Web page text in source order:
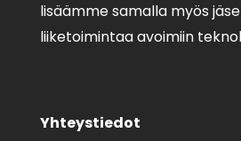
lisäämme samalla myös
liiketoimintaa avoimiin
Yhteystiedot